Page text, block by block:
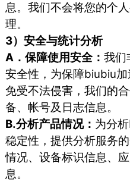
息。我们不会将您的个
理。
3）安全与统计分析
A．保障使用安全：我们
安全性，为保障biubiu
免受不法侵害，我们的
备、帐号及日志信息。
B.分析产品情况： 为分
稳定性，提供分析服务
情况、设备标识信息、
息。